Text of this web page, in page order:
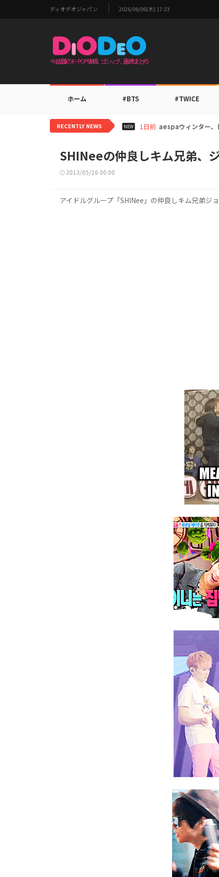
ディオデオジャパン 2026/08/06(木) 17:33
ホーム #BTS #TWICE
RECENTLY NEWS NEW 1日前 aespaウィンター、
SHINeeの仲良しキム兄弟、
2013/05/16 00:00
アイドルグループ「SHINee」の仲良しキム兄弟ジ